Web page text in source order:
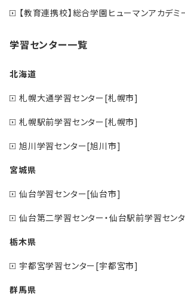
【教育連携校】総合学園ヒューマンアカデミ
学習センター一覧
北海道
札幌大通学習センター[札幌市]
札幌駅前学習センター[札幌市]
旭川学習センター[旭川市]
宮城県
仙台学習センター[仙台市]
仙台第二学習センター・仙台駅前学習セン
栃木県
宇都宮学習センター[宇都宮市]
群馬県